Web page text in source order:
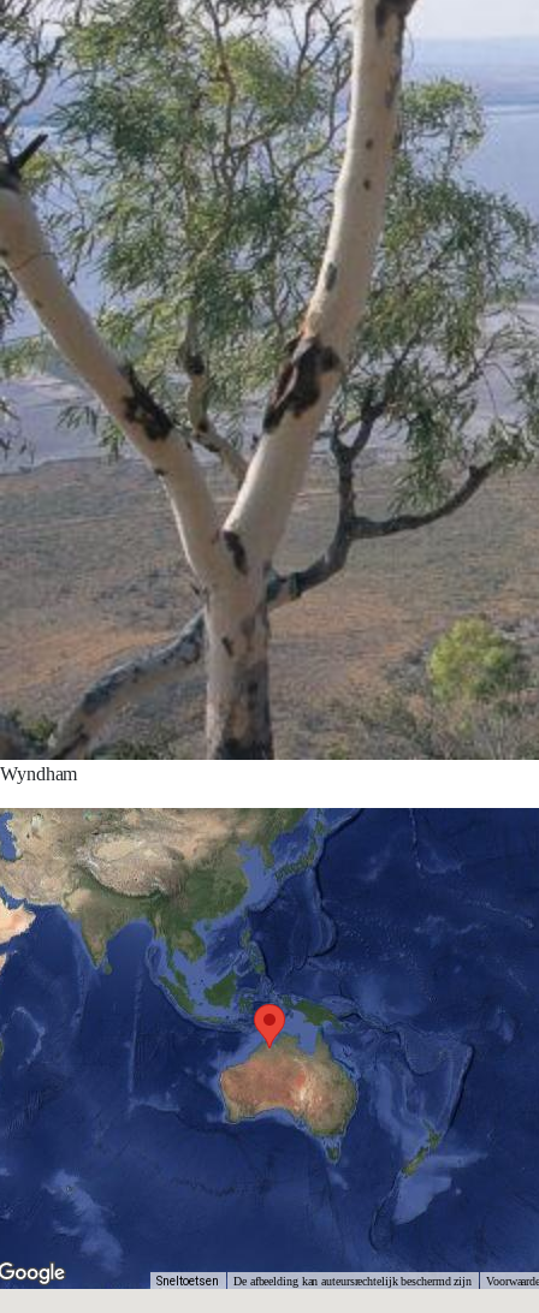
Wyndham
Sneltoetsen De afbeelding kan auteursrechtelijk beschermd zijn